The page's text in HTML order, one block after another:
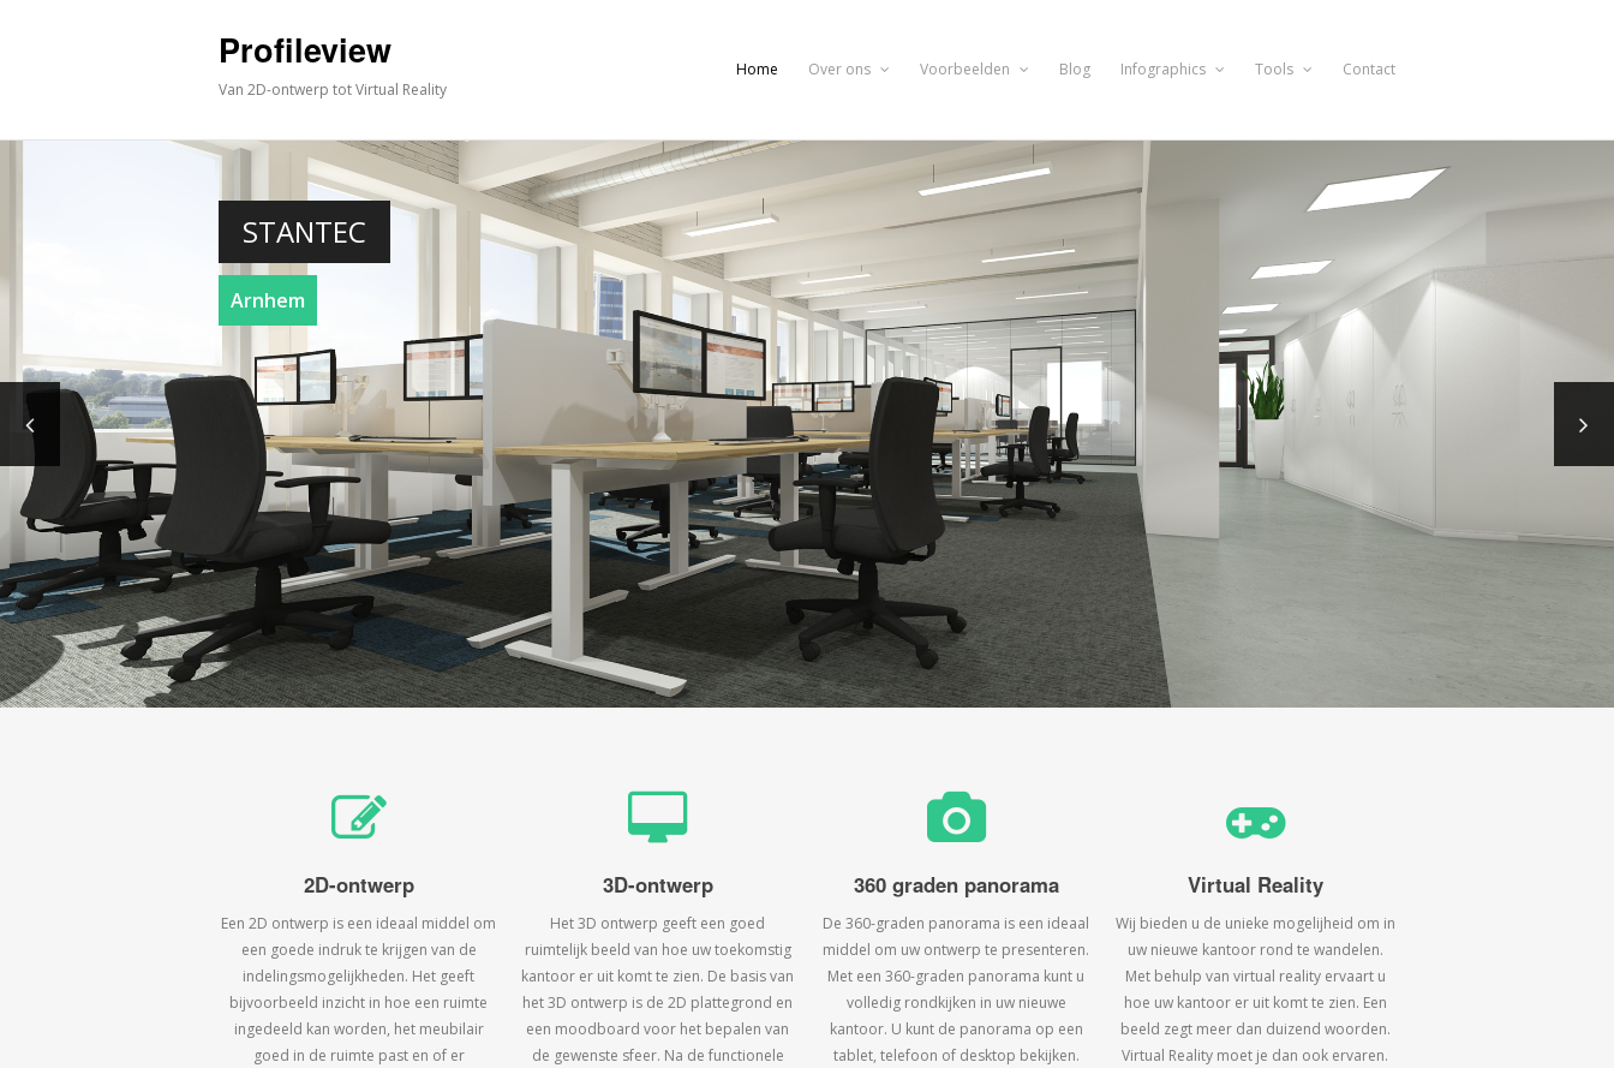
Profileview
Van 2D-ontwerp tot Virtual Reality
Home Over ons Voorbeelden Blog Infographics Tools Contact
STANTEC
Arnhem
2D-ontwerp
Een 2D ontwerp is een ideaal middel om
een goede indruk te krijgen van de
indelingsmogelijkheden. Het geeft
bijvoorbeeld inzicht in hoe een ruimte
ingedeeld kan worden, het meubilair
goed in de ruimte past en of er
3D-ontwerp
Het 3D ontwerp geeft een goed
ruimtelijk beeld van hoe uw toekomstig
kantoor er uit komt te zien. De basis van
het 3D ontwerp is de 2D plattegrond en
een moodboard voor het bepalen van
de gewenste sfeer. Na de functionele
360 graden panorama
De 360-graden panorama is een ideaal
middel om uw ontwerp te presenteren.
Met een 360-graden panorama kunt u
volledig rondkijken in uw nieuwe
kantoor. U kunt de panorama op een
tablet, telefoon of desktop bekijken.
Virtual Reality
Wij bieden u de unieke mogelijheid om in
uw nieuwe kantoor rond te wandelen.
Met behulp van virtual reality ervaart u
hoe uw kantoor er uit komt te zien. Een
beeld zegt meer dan duizend woorden.
Virtual Reality moet je dan ook ervaren.